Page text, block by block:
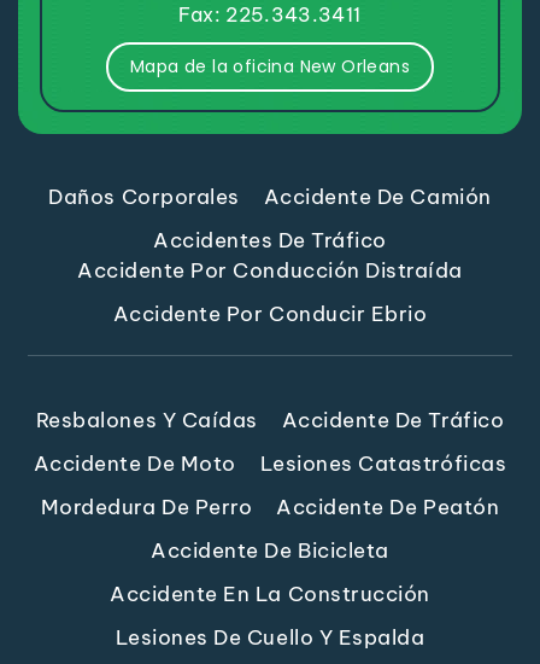
Fax: 225.343.3411
Mapa de la oficina New Orleans
Daños Corporales
Accidente De Camión
Accidentes De Tráfico
Accidente Por Conducción Distraída
Accidente Por Conducir Ebrio
Resbalones Y Caídas
Accidente De Tráfico
Accidente De Moto
Lesiones Catastróficas
Mordedura De Perro
Accidente De Peatón
Accidente De Bicicleta
Accidente En La Construcción
Lesiones De Cuello Y Espalda